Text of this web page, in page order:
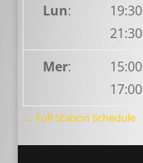
Lun: 19:30
21:30
Mer: 15:00
17:00
← Full Station Schedule